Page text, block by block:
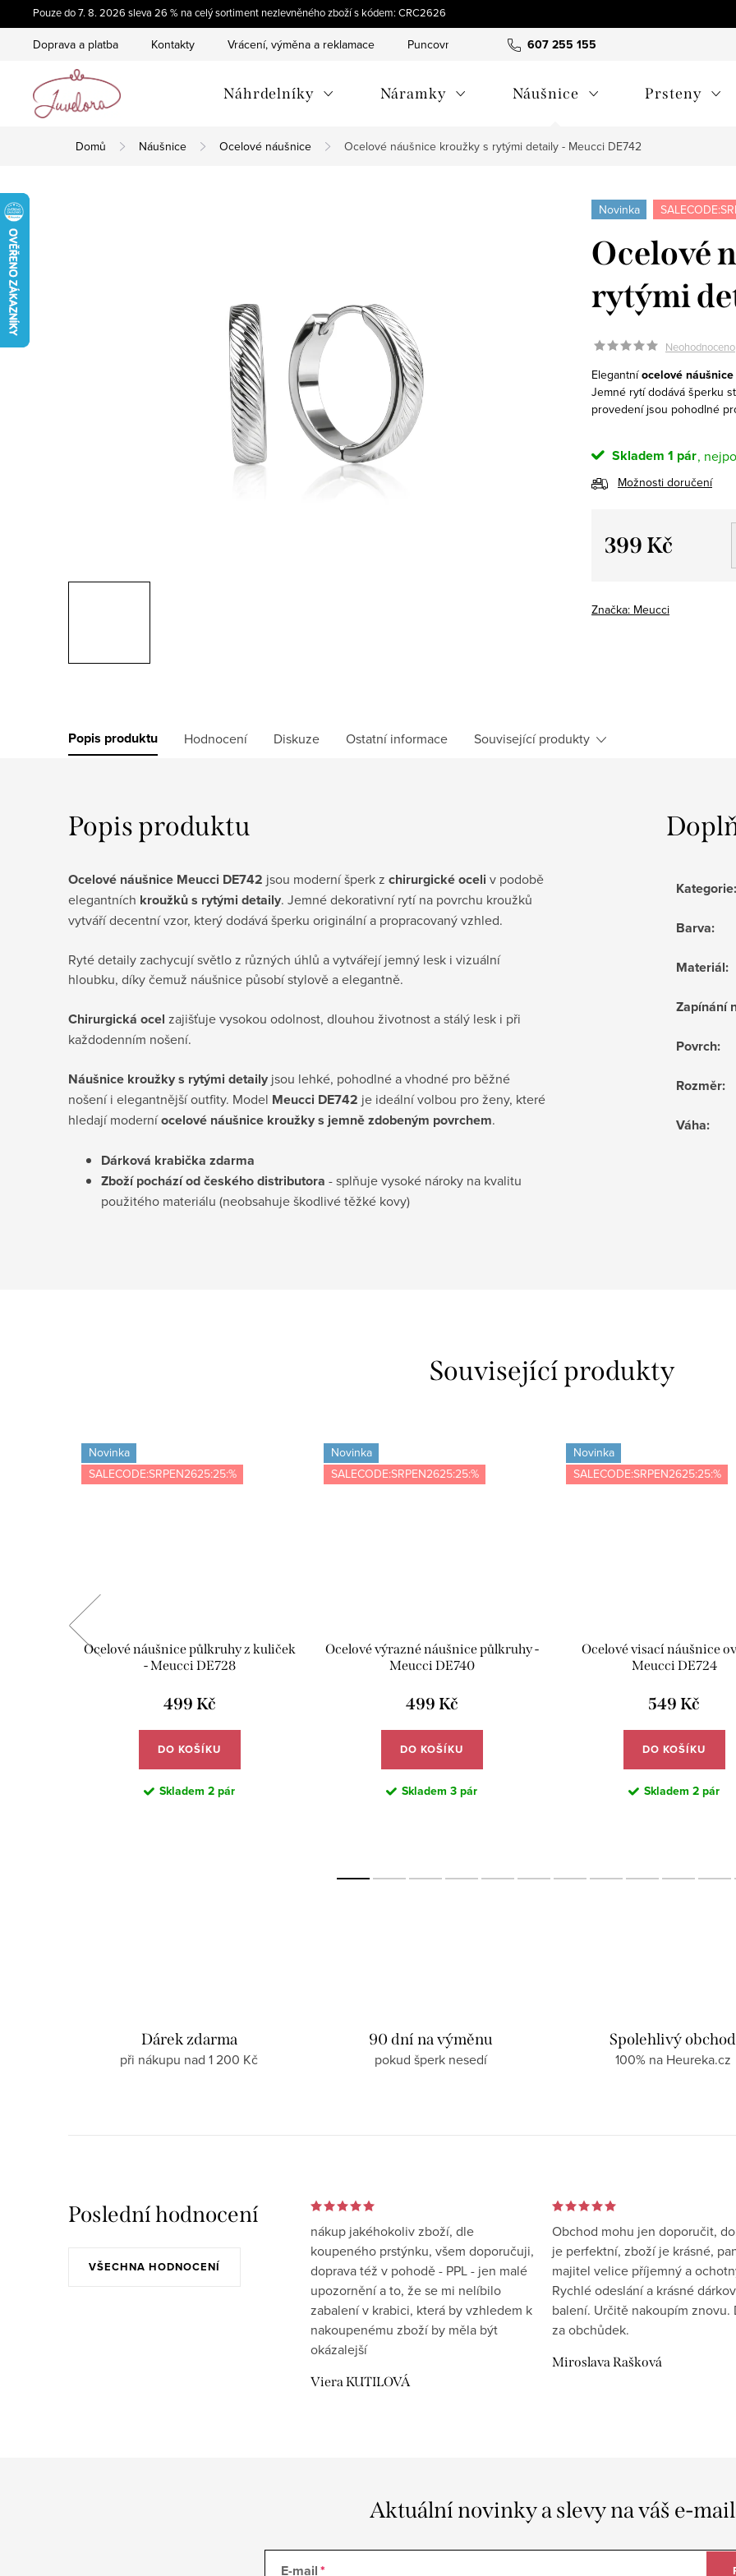
na
Pouze do 7. 8. 2026 sleva 26 % na celý sortiment nezlevněného zboží s kódem: CRC2626
607 255 155
Doprava a platba Kontakty Vrácení, výměna a reklamace Puncovní značky Hodnocení obchodu
Náhrdelníky Náramky Náušnice Prsteny
Domů Náušnice Ocelové náušnice Ocelové náušnice kroužky s rytými detaily - Meucci DE742
Novinka
Ocelové
rytými
Neohodnoceno
Elegantníocelové
Jemné rytí dodává šperku
provedení jsou pohodlné
Skladem 1 pár
Možnosti doručení
399 Kč
Značka: Meucci
Popis produktu Hodnocení Diskuze Ostatní informace Související produkty
Popis produktu
Ocelové náušnice Meucci DE742 jsou moderní šperk z chirurgické oceli v podobě
elegantních kroužků s rytými detaily. Jemné dekorativní rytí na povrchu kroužků
vytváří decentní vzor, který dodává šperku originální a propracovaný vzhled.
Ryté detaily zachycují světlo z různých úhlů a vytvářejí jemný lesk i vizuální
hloubku, díky čemuž náušnice působí stylově a elegantně.
Chirurgická ocel zajišťuje vysokou odolnost, dlouhou životnost a stálý lesk i při
každodenním nošení.
Náušnice kroužky s rytými detaily jsou lehké, pohodlné a vhodné pro běžné
nošení i elegantnější outfity. Model Meucci DE742 je ideální volbou pro ženy, které
hledají moderníocelové náušnice kroužky s jemně zdobeným povrchem.
Dárková krabička zdarma
Zboží pochází od českého distributora - splňuje vysoké nároky na kvalitu
použitého materiálu (neobsahuje škodlivé těžké kovy)
Kategorie:
Barva:
Materiál:
Zapínání
Povrch:
Rozměr:
Váha:
Související produkty
Novinka
SALECODE:SRPEN2625:25:%
Ocelové náušnice půlkruhy z kuliček
- Meucci DE728
499 Kč
DO KOŠÍKU
Skladem 2 pár
Novinka
SALECODE:SRPEN2625:25:%
Ocelové výrazné náušnice půlkruhy -
Meucci DE740
499 Kč
DO KOŠÍKU
Skladem 3 pár
Novinka
SALECODE:SRPEN2625:25:%
Ocelové visací náušnice
Meucci DE724
549 Kč
DO KOŠÍKU
Skladem 2 pár
Dárek zdarma
při nákupu nad 1 200 Kč
90 dní na výměnu
pokud šperk nesedí
Spolehlivý obchod
100% na Heureka.cz
Poslední hodnocení
VŠECHNA HODNOCENÍ
nákup jakéhokoliv zboží, dle
koupeného prstýnku, všem doporučuji,
doprava též v pohodě - PPL - jen malé
upozornění a to, že se mi nelíbilo
zabalení v krabici, která by vzhledem k
nakoupenému zboží by měla být
okázalejší
Viera KUTILOVÁ
Obchod mohu jen doporučit,
je perfektní, zboží je krásné,
majitel velice příjemný a
Rychlé odeslání a krásné
balení. Určitě nakoupím znovu.
za obchůdek.
Miroslava Rašková
Aktuální novinky a slevy na váš e-mail
E-mail